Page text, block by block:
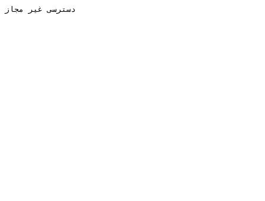
دسترسی غیر مجاز